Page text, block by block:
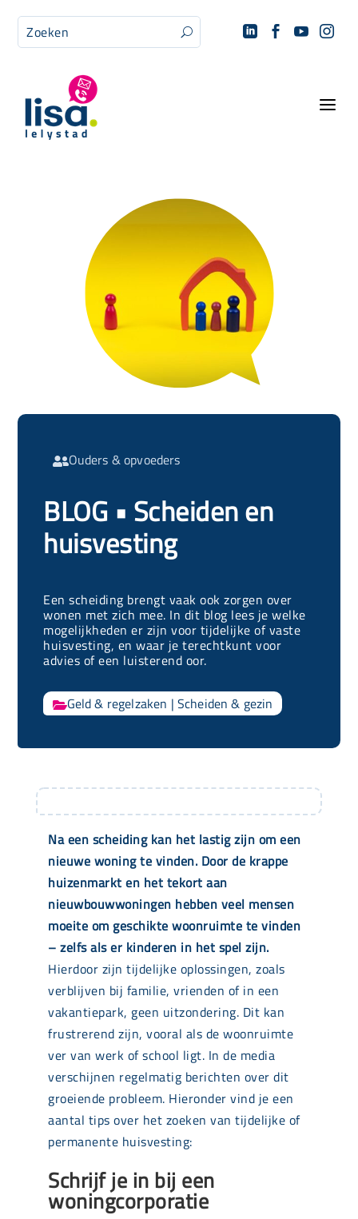
U    
a
Ouders & opvoeders
BLOG • Scheiden en
huisvesting
Een scheiding brengt vaak ook zorgen over
wonen met zich mee. In dit blog lees je welke
mogelijkheden er zijn voor tijdelijke of vaste
huisvesting, en waar je terechtkunt voor
advies of een luisterend oor.
Geld & regelzaken | Scheiden & gezin
Na een scheiding kan het lastig zijn om een
nieuwe woning te vinden. Door de krappe
huizenmarkt en het tekort aan
nieuwbouwwoningen hebben veel mensen
moeite om geschikte woonruimte te vinden
– zelfs als er kinderen in het spel zijn.
Hierdoor zijn tijdelijke oplossingen, zoals
verblijven bij familie, vrienden of in een
vakantiepark, geen uitzondering. Dit kan
frustrerend zijn, vooral als de woonruimte
ver van werk of school ligt. In de media
verschijnen regelmatig berichten over dit
groeiende probleem. Hieronder vind je een
aantal tips over het zoeken van tijdelijke of
permanente huisvesting:
Schrijf je in bij een
woningcorporatie